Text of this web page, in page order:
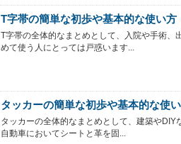
T字帯の簡単な初歩や基本的な使い
T字帯の全体的なまとめとして、入院や手術、
めて使う人にとっては戸惑います...
タッカーの簡単な初歩や基本的な使
タッカーの全体的なまとめとして、建築やDIY
自動車においてシートと革を固...